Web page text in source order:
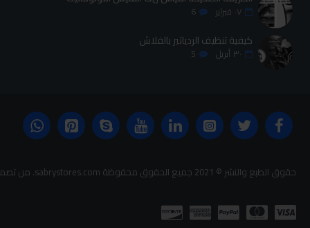
٠٧ فبراير 6
كيفية تنظيف الردياتير بالفلاش
٣٠ أبريل 5
حقوق الطبع والنشر © 2021 جميع الحقوق محفوظة sabrystores.com. من تصميم-